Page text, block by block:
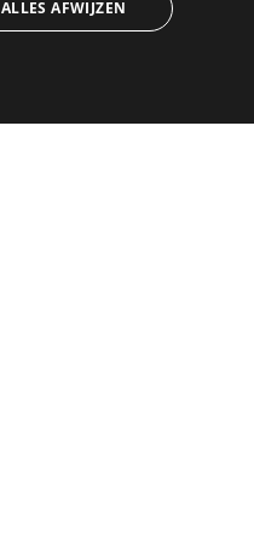
ALLES AFWIJZEN